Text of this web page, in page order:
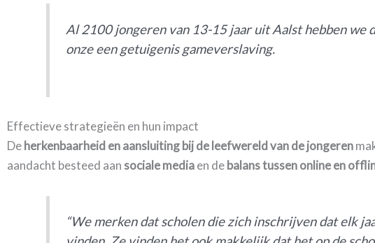
Al 2100 jongeren van 13-15 jaar uit Aalst hebben
onze een getuigenis gameverslaving.
Effectieve strategieën en hun impact
Deherkenbaarheid en aansluiting bij de leefwereld van de jongeren
aandacht besteed aan sociale mediaen debalans tussen online en
“We merken dat scholen die zich inschrijven dat elk